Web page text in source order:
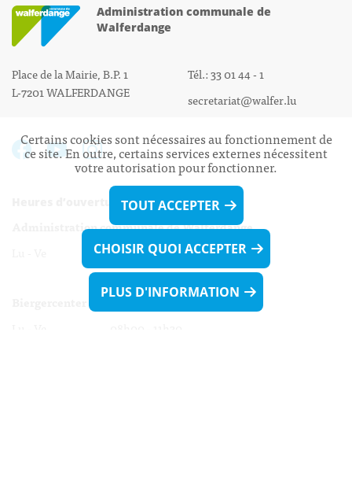
Administration communale de
Walferdange
Place de la Mairie, B.P. 1
L-7201 WALFERDANGE
Tél.: 33 01 44 - 1
secretariat@walfer.lu
Heures d’ouverture:
Administration communale de Walferdange
Lu - Ve 08h00 - 11h30
13h30 - 16h00
Certains cookies sont nécessaires au fonctionnement de
ce site. En outre, certains services externes nécessitent
votre autorisation pour fonctionner.
TOUT ACCEPTER
CHOISIR QUOI ACCEPTER
PLUS D'INFORMATION